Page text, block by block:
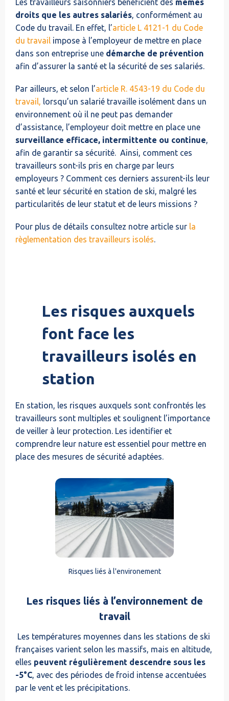
Les travailleurs saisonniers bénéficient des mêmes
droits que les autres salariés, conformément au
Code du travail. En effet, l’article L 4121-1 du Code
du travail impose à l’employeur de mettre en place
dans son entreprise une démarche de prévention
afin d’assurer la santé et la sécurité de ses salariés.
Par ailleurs, et selon l’article R. 4543-19 du Code du
travail, lorsqu’un salarié travaille isolément dans un
environnement où il ne peut pas demander
d’assistance, l’employeur doit mettre en place une
surveillance efficace, intermittente ou continue,
afin de garantir sa sécurité. Ainsi, comment ces
travailleurs sont-ils pris en charge par leurs
employeurs ? Comment ces derniers assurent-ils leur
santé et leur sécurité en station de ski, malgré les
particularités de leur statut et de leurs missions ?
Pour plus de détails consultez notre article sur la
règlementation des travailleurs isolés.
Les risques auxquels
font face les
travailleurs isolés en
station
En station, les risques auxquels sont confrontés les
travailleurs sont multiples et soulignent l’importance
de veiller à leur protection. Les identifier et
comprendre leur nature est essentiel pour mettre en
place des mesures de sécurité adaptées.
Risques liés à l'environement
Les risques liés à l’environnement de
travail
Les températures moyennes dans les stations de ski
françaises varient selon les massifs, mais en altitude,
elles peuvent régulièrement descendre sous les
-5°C, avec des périodes de froid intense accentuées
par le vent et les précipitations.